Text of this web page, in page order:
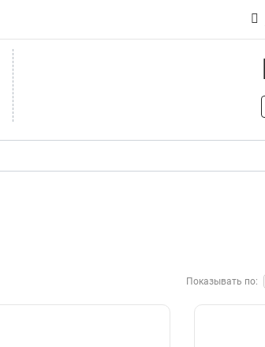
Показывать по: